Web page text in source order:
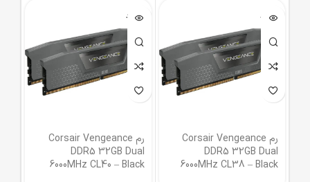
ناموجود
رم Corsair Vengeance
DDR5 32GB Dual
6000MHz CL38 – Black
ناموجود
رم Corsair Vengeance
DDR5 32GB Dual
6000MHz CL40 – Black